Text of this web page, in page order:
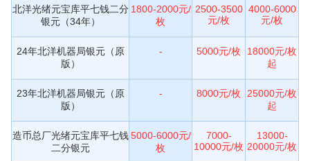
北洋光绪元宝库平七钱二分
银元（34年）
1800-2000元/
枚
2500-3500
元/枚
4000-6000
元/枚
24年北洋机器局银元（原
版）
- 5000元/枚
18000元/枚
起
23年北洋机器局银元（原
版）
- 8000元/枚
25000元/枚
起
造币总厂光绪元宝库平七钱
二分银元
5000-6000元/
枚
7000-
10000元/枚
13000-
20000元/枚